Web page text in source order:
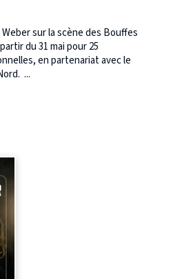
sur la scène des Bouffes
du 31 mai pour 25
en partenariat avec le
...